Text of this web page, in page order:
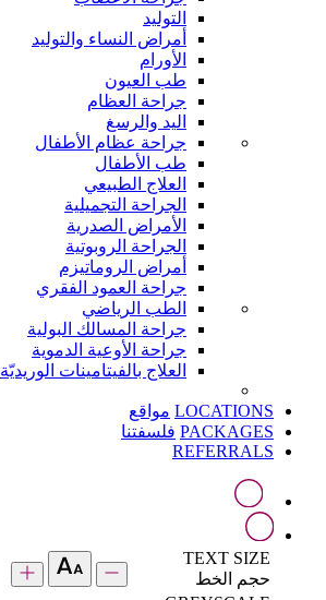
التوليد
أمراض النساء والتوليد
الأورام
طب العيون
جراحة العظام
اليد والرسغ
جراحة عظام الأطفال
طب الأطفال
العلاج الطبيعي
الجراحة التجميلية
الأمراض الصدرية
الجراحة الروبوتية
أمراض الروماتيزم
جراحة العمود الفقري
الطب الرياضي
جراحة المسالك البولية
جراحة الأوعية الدموية
العلاج بالفيتامينات الوريديّة
LOCATIONS مواقع
PACKAGES فلسفتنا
REFERRALS
TEXT SIZE
حجم الخط